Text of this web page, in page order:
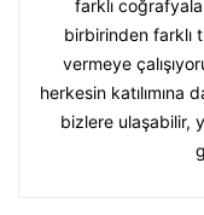
farklı
birbirinden farklı
vermeye
herkesin katılımına
bizlere ulaşabilir,